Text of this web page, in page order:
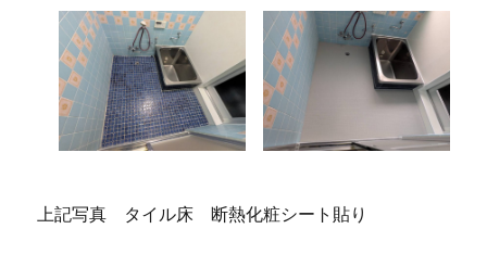
上記写真 タイル床 断熱化粧シート貼り